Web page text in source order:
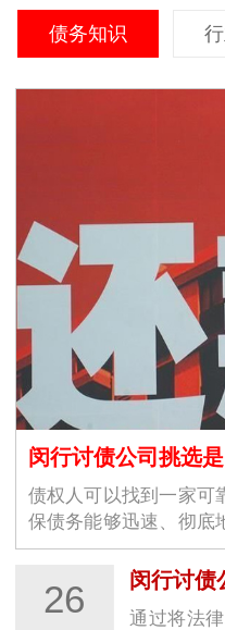
债务知识
闵行讨债公司挑选
债权人可以找到一家可
保债务能够迅速、彻底
选择不仅仅是为了解决
护商业环境的稳定与良
和…
26 通过将法